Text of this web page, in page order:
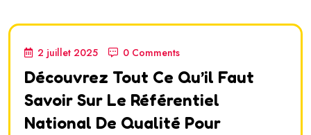
2 juillet 2025 0 Comments
Découvrez Tout Ce Qu’il Faut
Savoir Sur Le Référentiel
National De Qualité Pour